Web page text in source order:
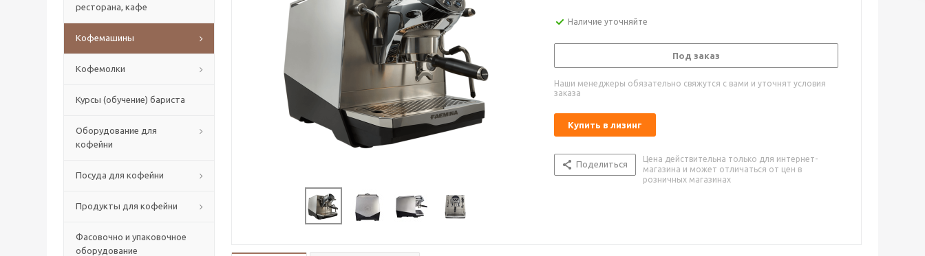
ресторана, кафе
Кофемашины
Кофемолки
Курсы (обучение) бариста
Оборудование для
кофейни
Посуда для кофейни
Продукты для кофейни
Фасовочно и упаковочное
оборудование
Наличие уточняйте
Под заказ
Наши менеджеры обязательно свяжутся с вами и уточнят условия
заказа
Купить в лизинг
Поделиться
Цена действительна только для интернет-
магазина и может отличаться от цен в
розничных магазинах